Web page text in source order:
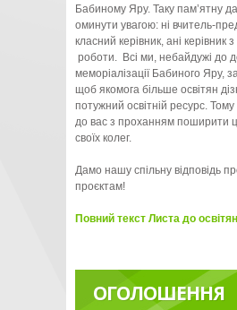
Бабиному Яру. Таку пам’ятну
оминути увагою: ні вчитель-
класний керівник, ані керівник
роботи. Всі ми, небайдужі до
меморіалізації Бабиного Яру,
щоб якомога більше освітян
потужний освітній ресурс.
до вас з проханням поширити
своїх колег.
Дамо нашу спільну відповідь
проєктам!
Повний текст Листа до освітян
ОГОЛОШЕННЯ